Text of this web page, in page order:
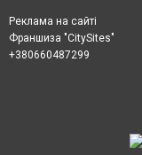
Реклама на сайті
Франшиза "CitySites"
+380660487299